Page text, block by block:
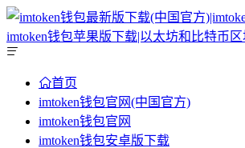
首页
imtoken钱包官网(中国官方)
imtoken钱包官网
imtoken钱包安卓版下载